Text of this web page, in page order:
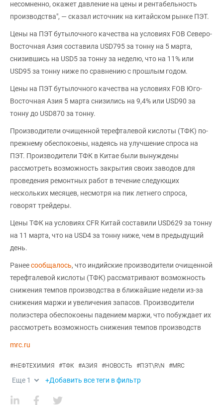
несомненно, окажет давление на цены и рентабельность
производства", — сказал источник на китайском рынке ПЭТ.
Цены на ПЭТ бутылочного качества на условиях FOB Северо-
Восточная Азия составила USD795 за тонну на 5 марта,
снизившись на USD5 за тонну за неделю, что на 11% или
USD95 за тонну ниже по сравнению с прошлым годом.
Цены на ПЭТ бутылочного качества на условиях FOB Юго-
Восточная Азия 5 марта снизились на 9,4% или USD90 за
тонну до USD870 за тонну.
Производители очищенной терефталевой кислоты (ТФК) по-
прежнему обеспокоены, надеясь на улучшение спроса на
ПЭТ. Производители ТФК в Китае были вынуждены
рассмотреть возможность закрытия своих заводов для
проведения ремонтных работ в течение следующих
нескольких месяцев, несмотря на пик летнего спроса,
говорят трейдеры.
Цены ТФК на условиях CFR Китай составили USD629 за тонну
на 11 марта, что на USD4 за тонну ниже, чем в предыдущий
день.
Ранеесообщалось, что индийские производители очищенной
терефталевой кислоты (ТФК) рассматривают возможность
снижения темпов производства в ближайшие недели из-за
снижения маржи и увеличения запасов. Производители
полиэстера обеспокоены падением маржи, что побуждает их
рассмотреть возможность снижения темпов производств
mrc.ru
#НЕФТЕХИМИЯ #ТФК #АЗИЯ #НОВОСТЬ #ПЭТ\R\N #MRC
Еще 1 +Добавить все теги в фильтр